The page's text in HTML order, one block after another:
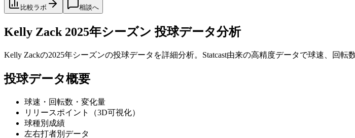
比較ラボ 相談へ
Kelly Zack 2025年シーズン 投球データ分析
Kelly Zackの2025年シーズンの投球データを詳細分析。Statcast由来の高精度データで球速、回転
投球データ概要
球速・回転数・変化量
リリースポイント（3D可視化）
球種別成績
左右打者別データ